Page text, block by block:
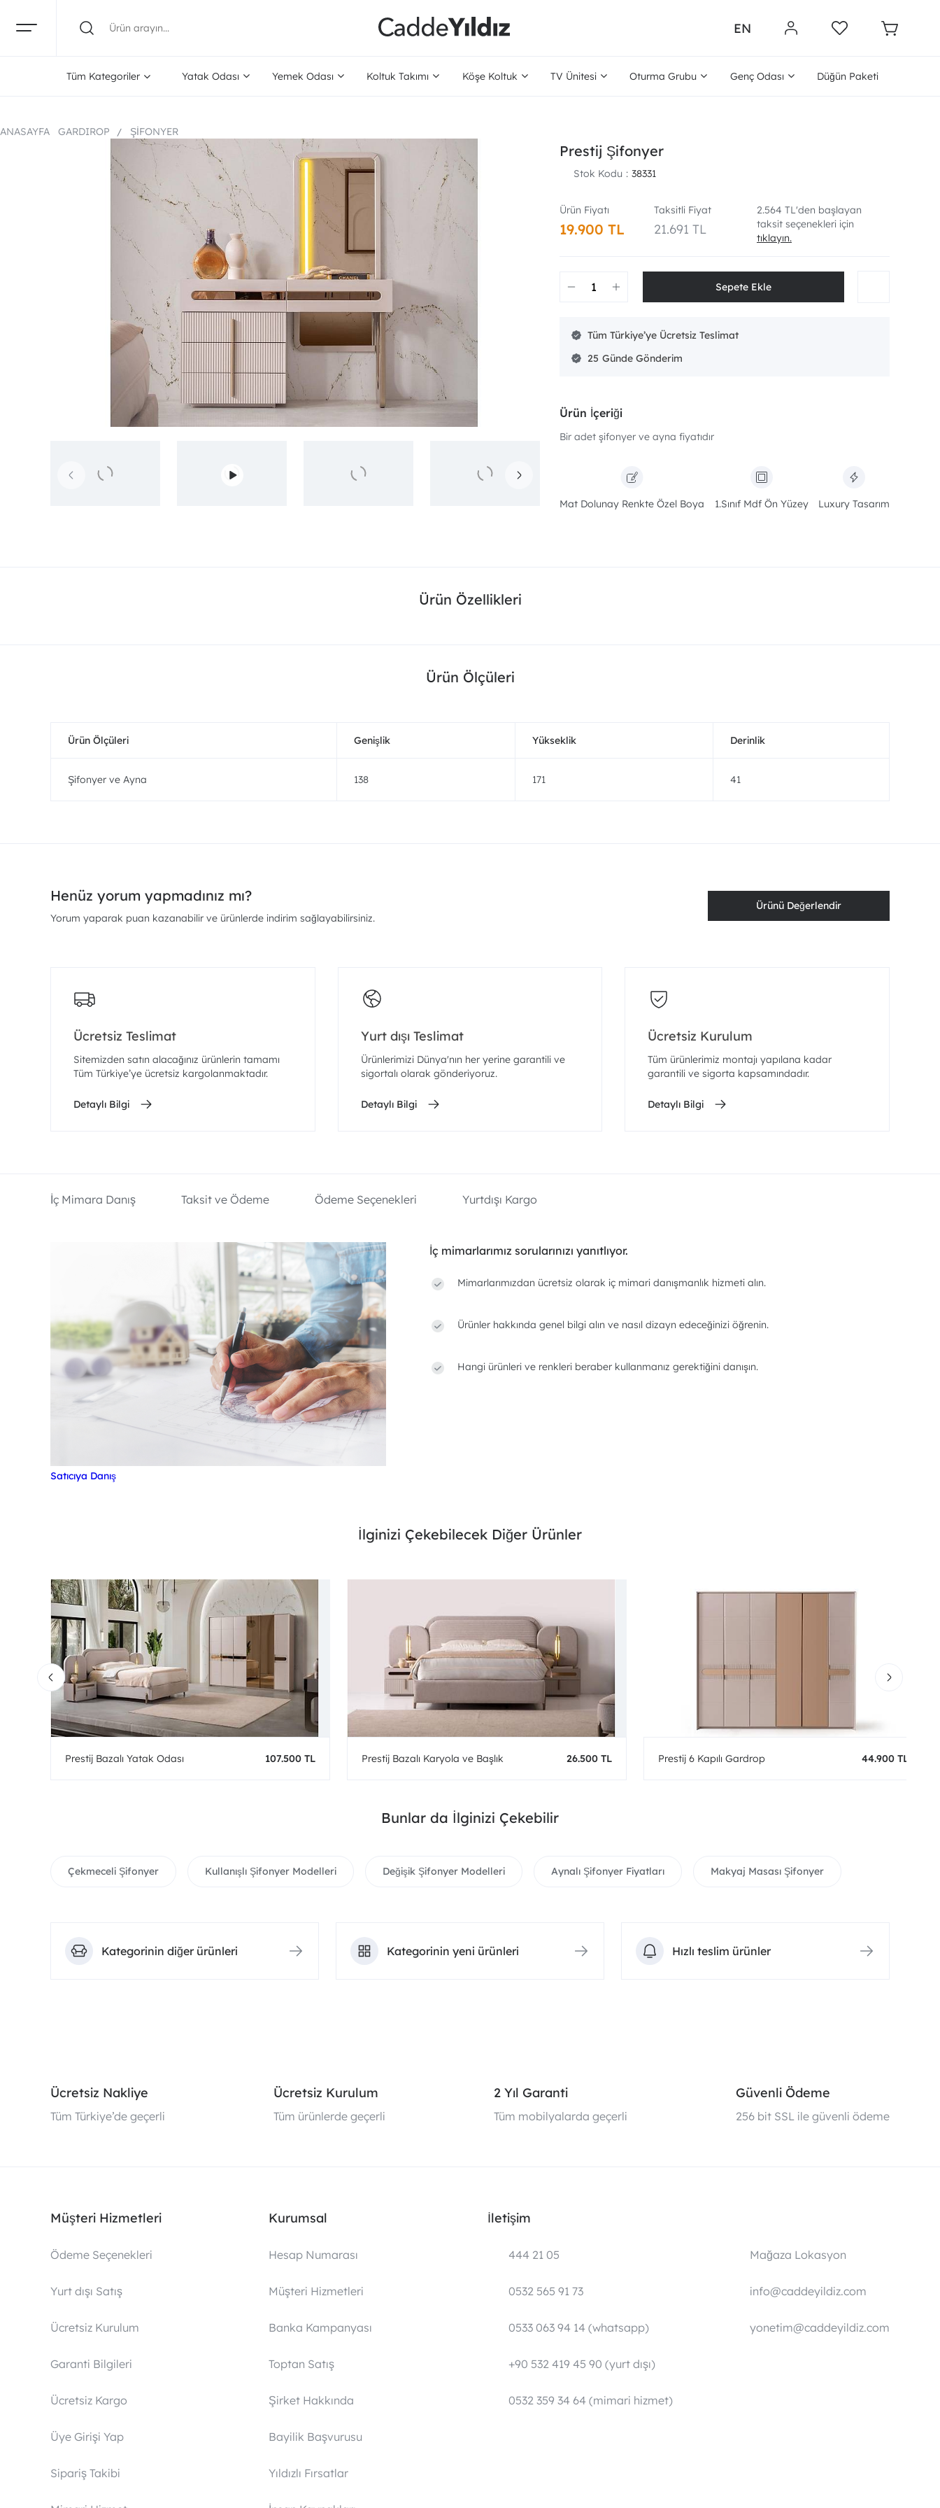
EN
Tüm Kategoriler Yatak Odası Yemek Odası Koltuk Takımı Köşe Koltuk TV Ünitesi Oturma Grubu Genç Odası Düğün Paketi
ANASAYFA GARDIROP ŞIFONYER
Prestij Şifonyer
Stok Kodu 38331
19.900 TL
Taksitli Fiyat
21.691 TL
2.564 TL'den başlayan
taksit seçenekleri için
tıklayın.
25
Tüm Türkiye’ye Ücretsiz Teslimat
Ürün İçeriği
Bir adet şifonyer ve ayna fiyatıdır
Mat Dolunay Renkte Özel Boya 1.Sınıf Mdf Ön Yüzey Luxury Tasarım
Ürün Özellikleri
Ürün Ölçüleri
Ürün Ölçüleri Genişlik Yükseklik Derinlik
Şifonyer ve Ayna 138 171 41
Henüz yorum yapmadınız mı?
Yorum yaparak puan kazanabilir ve ürünlerde indirim sağlayabilirsiniz.
Ürünü Değerlendir
Ücretsiz Teslimat
Sitemizden satın alacağınız ürünlerin tamamı
Tüm Türkiye’ye ücretsiz kargolanmaktadır.
Detaylı Bilgi
Yurt dışı Teslimat
Ürünlerimizi Dünya'nın her yerine garantili ve
sigortalı olarak gönderiyoruz.
Detaylı Bilgi
Ücretsiz Kurulum
Tüm ürünlerimiz montajı yapılana kadar
garantili ve sigorta kapsamındadır.
Detaylı Bilgi
İç Mimara Danış Taksit ve Ödeme Ödeme Seçenekleri Yurtdışı Kargo
İç mimarlarımız sorularınızı yanıtlıyor.
Mimarlarımızdan ücretsiz olarak iç mimari danışmanlık hizmeti alın.
Ürünler hakkında genel bilgi alın ve nasıl dizayn edeceğinizi öğrenin.
Hangi ürünleri ve renkleri beraber kullanmanız gerektiğini danışın.
Satıcıya Danış
İlginizi Çekebilecek Diğer Ürünler
Prestij Bazalı Yatak Odası 107.500 TL Prestij Bazalı Karyola ve Başlık 26.500 TL Prestij 6 Kapılı Gardrop 44.900 TL
Bunlar da İlginizi Çekebilir
Çekmeceli Şifonyer Kullanışlı Şifonyer Modelleri Değişik Şifonyer Modelleri Aynalı Şifonyer Fiyatları Makyaj Masası Şifonyer
Kategorinin diğer ürünleri Kategorinin yeni ürünleri Hızlı teslim ürünler
Ücretsiz Nakliye
Tüm Türkiye’de geçerli
Ücretsiz Kurulum
Tüm ürünlerde geçerli
2 Yıl Garanti
Tüm mobilyalarda geçerli
Güvenli Ödeme
256 bit SSL ile güvenli ödeme
Müşteri Hizmetleri
Ödeme Seçenekleri
Yurt dışı Satış
Ücretsiz Kurulum
Garanti Bilgileri
Ücretsiz Kargo
Üye Girişi Yap
Sipariş Takibi
Kurumsal
Hesap Numarası
Müşteri Hizmetleri
Banka Kampanyası
Toptan Satış
Şirket Hakkında
Bayilik Başvurusu
Yıldızlı Fırsatlar
İletişim
444 21 05
0532 565 91 73
0533 063 94 14 (whatsapp)
+90 532 419 45 90 (yurt dışı)
0532 359 34 64 (mimari hizmet)
Mağaza Lokasyon
info@caddeyildiz.com
yonetim@caddeyildiz.com